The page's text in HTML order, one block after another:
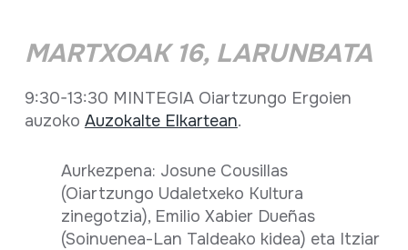
MARTXOAK 16, LARUNBATA
9:30-13:30 MINTEGIA Oiartzungo Ergoien
auzoko Auzokalte Elkartean.
Aurkezpena: Josune Cousillas
(Oiartzungo Udaletxeko Kultura
zinegotzia), Emilio Xabier Dueñas
(Soinuenea-Lan Taldeako kidea) eta Itziar